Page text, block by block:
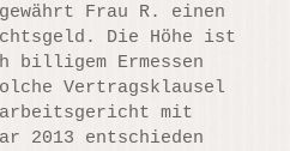
Frau R. einen
Die Höhe ist
billigem Ermessen
Vertragsklausel
mit
2013 entschieden